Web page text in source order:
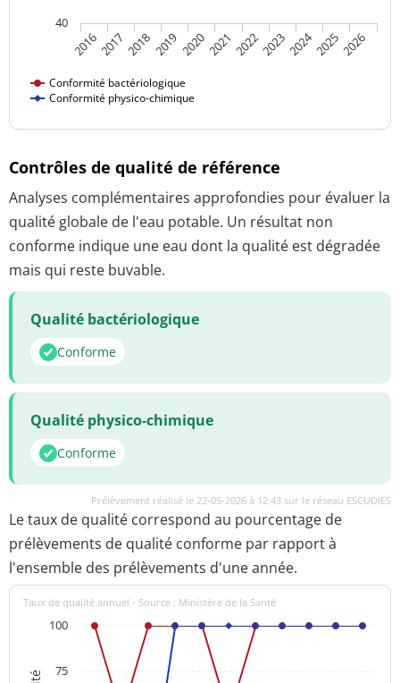
Conformité bactériologique
Conformité physico-chimique
20162017 201820192020202120222023202420252026
40
Contrôles de qualité de référence
Analyses complémentaires approfondies pour évaluer la
qualité globale de l'eau potable. Un résultat non
conforme indique une eau dont la qualité est dégradée
mais qui reste buvable.
Qualité bactériologique
Conforme
Qualité physico-chimique
Conforme
Prélèvement réalisé le 22-05-2026 à 12:43 sur le réseau ESCUDIES
Le taux de qualité correspond au pourcentage de
prélèvements de qualité conforme par rapport à
l'ensemble des prélèvements d'une année.
Taux de qualité annuel - Source : Ministère de la Santé
75
100